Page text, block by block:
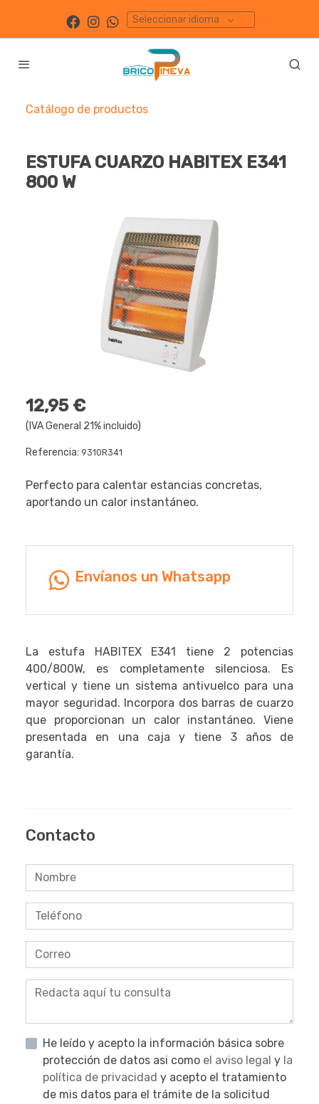
Seleccionar idioma
Catálogo de productos
ESTUFA CUARZO HABITEX E341
800 W
12,95 €
(IVA General 21% incluido)
Referencia: 9310R341
Perfecto para calentar estancias concretas,
aportando un calor instantáneo.
Envíanos un Whatsapp
La estufa HABITEX E341 tiene 2 potencias
400/800W, es completamente silenciosa. Es
vertical y tiene un sistema antivuelco para una
mayor seguridad. Incorpora dos barras de cuarzo
que proporcionan un calor instantáneo. Viene
presentada en una caja y tiene 3 años de
garantía.
Contacto
He leído y acepto la información básica sobre
protección de datos asi como el aviso legal y la
política de privacidad y acepto el tratamiento
de mis datos para el trámite de la solicitud